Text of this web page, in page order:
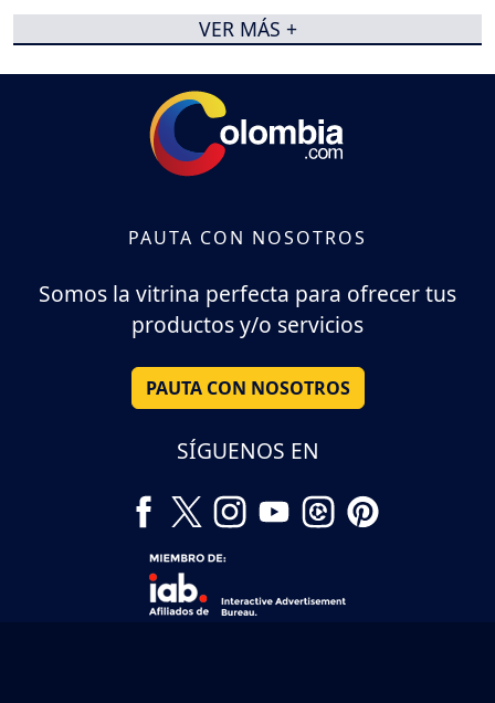
VER MÁS +
PAUTA CON NOSOTROS
Somos la vitrina perfecta para ofrecer tus
productos y/o servicios
PAUTA CON NOSOTROS
SÍGUENOS EN